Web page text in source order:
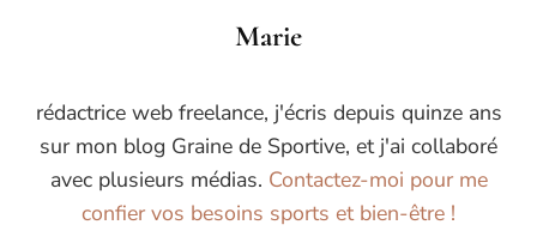
Marie
rédactrice web freelance, j'écris depuis quinze ans
sur mon blog Graine de Sportive, et j'ai collaboré
avec plusieurs médias. Contactez-moi pour me
confier vos besoins sports et bien-être !